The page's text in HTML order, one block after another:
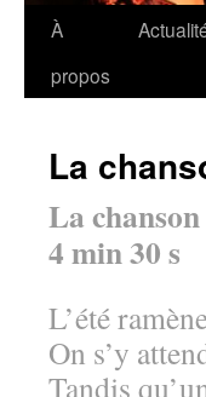
Aller
À
propos
La
La
4 min 30 s
L’été
On s’y
Tandis